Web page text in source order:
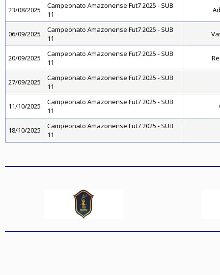
23/08/2025
Campeonato Amazonense Fut7 2025 - SUB
11
06/09/2025
Campeonato Amazonense Fut7 2025 - SUB
11
20/09/2025
Campeonato Amazonense Fut7 2025 - SUB
11
27/09/2025
Campeonato Amazonense Fut7 2025 - SUB
11
11/10/2025
Campeonato Amazonense Fut7 2025 - SUB
11
18/10/2025
Campeonato Amazonense Fut7 2025 - SUB
11